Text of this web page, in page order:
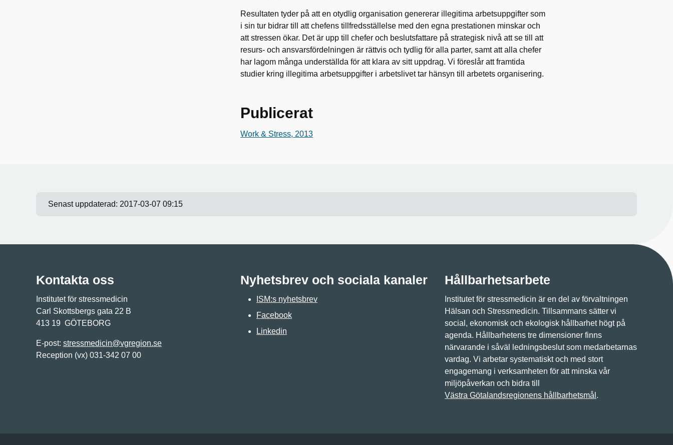
Resultaten tyder på att en otydlig organisation genererar illegitima arbetsuppgifter som
i sin tur bidrar till att chefens tillfredsställelse med den egna prestationen minskar och
att stressen ökar. Det är upp till chefer och beslutsfattare på strategisk nivå att se till att
resurs- och ansvarsfördelningen är rättvis och tydlig för alla parter, samt att alla chefer
har lagom många underställda för att klara av sitt uppdrag. Vi föreslår att framtida
studier kring illegitima arbetsuppgifter i arbetslivet tar hänsyn till arbetets organisering.
Publicerat
Work & Stress, 2013
Senast uppdaterad: 2017-03-07 09:15
Kontakta oss
Institutet för stressmedicin
Carl Skottsbergs gata 22 B
413 19 GÖTEBORG
E-post: stressmedicin@vgregion.se
Reception (vx) 031-342 07 00
Nyhetsbrev och sociala kanaler
ISM:s nyhetsbrev
Facebook
Linkedin
Hållbarhetsarbete
Institutet för stressmedicin är en del av förvaltningen
Hälsan och Stressmedicin. Tillsammans sätter vi
social, ekonomisk och ekologisk hållbarhet högt på
agenda. Hållbarhetens tre dimensioner finns
närvarande i såväl ledningsbeslut som medarbetarnas
vardag. Vi arbetar systematiskt och med stort
engagemang i verksamheten för att minska vår
miljöpåverkan och bidra till
Västra Götalandsregionens hållbarhetsmål .